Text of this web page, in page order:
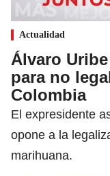
Actualidad
Álvaro
para no
Colombia
El expresidente
opone a la
marihuana.